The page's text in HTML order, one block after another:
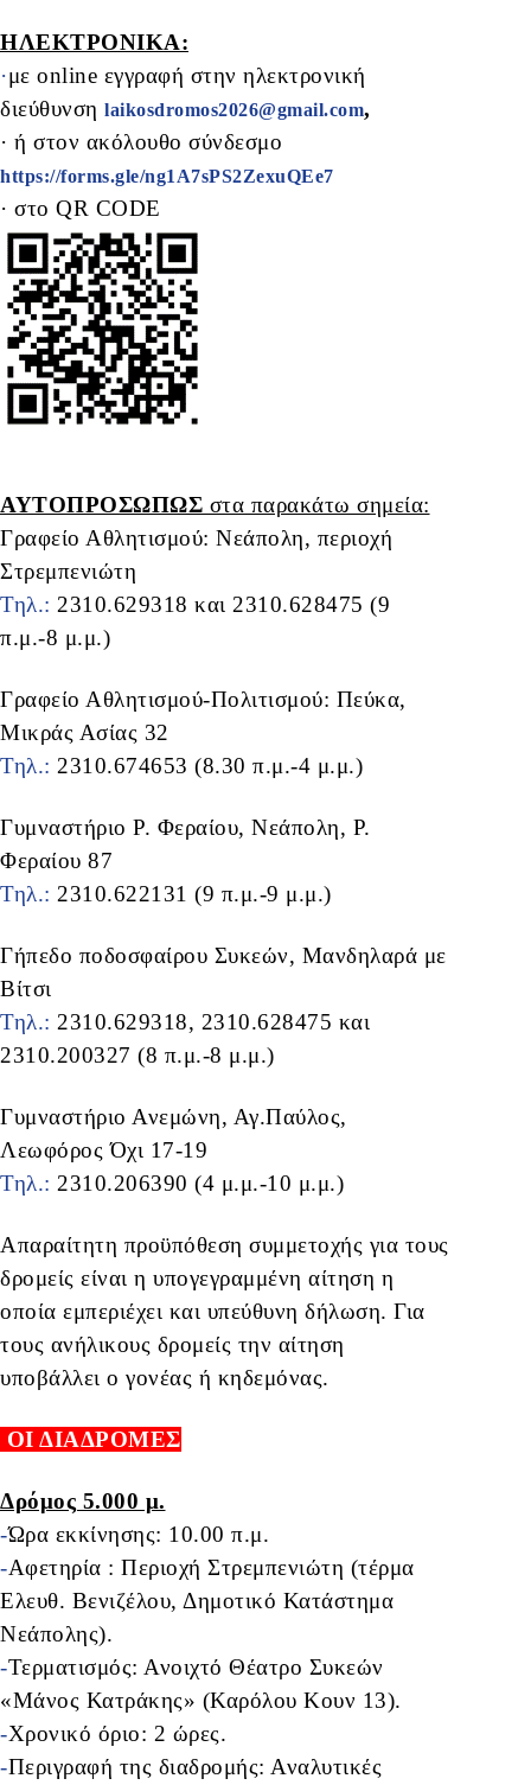
ΗΛΕΚΤΡΟΝΙΚΑ:
·με online εγγραφή στην ηλεκτρονική
διεύθυνση laikosdromos2026@gmail.com,
· ή στον ακόλουθο σύνδεσμο
https://forms.gle/ng1A7sPS2ZexuQEe7
· στο QR CODE
ΑΥΤΟΠΡΟΣΩΠΩΣ στα παρακάτω σημεία:
Γραφείο Αθλητισμού: Νεάπολη, περιοχή
Στρεμπενιώτη
Τηλ.: 2310.629318 και 2310.628475 (9
π.μ.-8 μ.μ.)
Γραφείο Αθλητισμού-Πολιτισμού: Πεύκα,
Μικράς Ασίας 32
Τηλ.: 2310.674653 (8.30 π.μ.-4 μ.μ.)
Γυμναστήριο Ρ. Φεραίου, Νεάπολη, Ρ.
Φεραίου 87
Τηλ.: 2310.622131 (9 π.μ.-9 μ.μ.)
Γήπεδο ποδοσφαίρου Συκεών, Μανδηλαρά με
Βίτσι
Τηλ.: 2310.629318, 2310.628475 και
2310.200327 (8 π.μ.-8 μ.μ.)
Γυμναστήριο Ανεμώνη, Αγ.Παύλος,
Λεωφόρος Όχι 17-19
Τηλ.: 2310.206390 (4 μ.μ.-10 μ.μ.)
Απαραίτητη προϋπόθεση συμμετοχής για τους
δρομείς είναι η υπογεγραμμένη αίτηση η
οποία εμπεριέχει και υπεύθυνη δήλωση. Για
τους ανήλικους δρομείς την αίτηση
υποβάλλει ο γονέας ή κηδεμόνας.
ΟΙ ΔΙΑΔΡΟΜΕΣ
Δρόμος 5.000 μ.
-Ώρα εκκίνησης: 10.00 π.μ.
-Αφετηρία : Περιοχή Στρεμπενιώτη (τέρμα
Ελευθ. Βενιζέλου, Δημοτικό Κατάστημα
Νεάπολης).
-Τερματισμός: Ανοιχτό Θέατρο Συκεών
«Μάνος Κατράκης» (Καρόλου Κουν 13).
-Χρονικό όριο: 2 ώρες.
-Περιγραφή της διαδρομής: Αναλυτικές